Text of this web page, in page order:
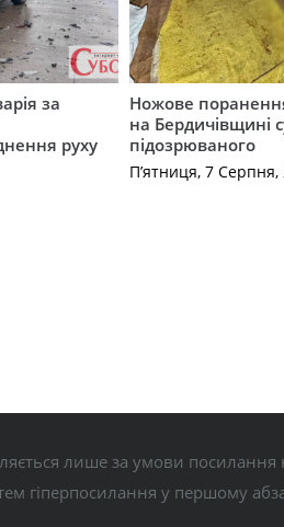
за
руху
Ножове
на Бердичівщині
підозрюваного
П’ятниця, 7 Серпня,
лише за умови посилання
гіперпосилання у першому